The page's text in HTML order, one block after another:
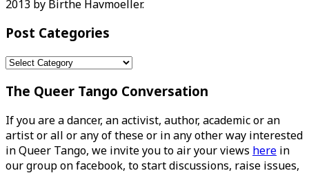
2013 by Birthe Havmoeller.
Post Categories
Post
The Queer Tango Conversation
If you are a dancer, an activist, author, academic or an
artist or all or any of these or in any other way interested
in Queer Tango, we invite you to air your views here in
our group on facebook, to start discussions, raise issues,